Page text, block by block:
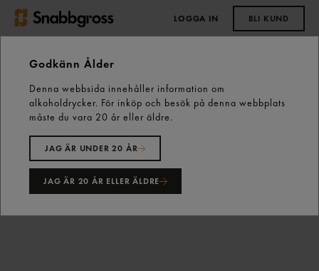
LOGGA IN BLI KUND
Start Vårt sortiment Fryst
Frukt & Bär
Björnbär Frysta 2,5kg Master Fruits
Godkänn Ålder
Denna webbsida innehåller information om
alkoholdrycker. För inköp och besök på denna webbplats
måste du vara 20 år eller äldre.
JAG ÄR UNDER 20 ÅR
JAG ÄR 20 ÅR ELLER ÄLDRE